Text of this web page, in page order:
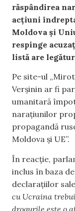
răspândirea
acțiuni
Moldova și
respinge
listă are
Pe site-ul
Verșinin ar fi
umanitară
narațiunilor
propagandă
Moldova și UE”.
În reacție,
inclus în baza
declarațiilor
cu Ucraina
drogurile este o